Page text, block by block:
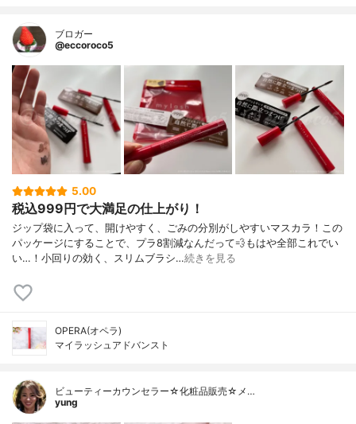
ブロガー
@eccoroco5
5.00
税込999円で大満足の仕上がり！
ジップ袋に入って、開けやすく、ごみの分別がしやすいマスカラ！この
パッケージにすることで、プラ8割減なんだって💨もはや全部これでい
い…！小回りの効く、スリムブラシ…続きを見る
OPERA(オペラ)
マイラッシュアドバンスト
ビューティーカウンセラー☆化粧品販売☆メ…
yung